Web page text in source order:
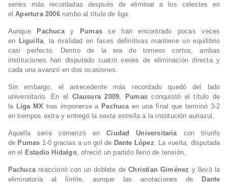
series más recordadas después de eliminar a los celestes en
el Apertura 2006 rumbo al título de liga.
Aunque Pachuca y Pumas
se han encontrado pocas veces
en Liguilla, la rivalidad en fases definitivas mantiene un equilibrio
casi perfecto. Dentro de la era de torneos cortos, ambas
instituciones han disputado cuatro series de eliminación directa y
cada una avanzó en dos ocasiones.
Sin embargo, el antecedente más recordado quedó del lado
universitario. En el
Clausura 2009, Pumas conquistó el título de
la Liga MX tras imponerse a Pachuca en una final que terminó 3-2
en tiempos extra y entregó la sexta estrella a la institución auriazul.
Aquella serie comenzó en Ciudad Universitaria
con triunfo
de Pumas 1-0 gracias a un gol de Dante López. La vuelta, disputada
en el
Estadio Hidalgo, ofreció un partido lleno de tensión.
Pachuca reaccionó con un doblete de Christian Giménez y llevó la
eliminatoria al límite, aunque las anotaciones de
Dante